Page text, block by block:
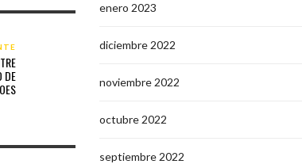
DE
enero 2023
diciembre 2022
noviembre 2022
octubre 2022
septiembre 2022